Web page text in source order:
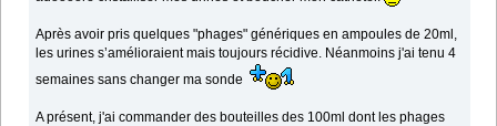
Après avoir pris quelques "phages" génériques en ampoules de 20ml,
les urines s’amélioraient mais toujours récidive. Néanmoins j'ai tenu 4
semaines sans changer ma sonde
A présent, j'ai commander des bouteilles des 100ml dont les phages